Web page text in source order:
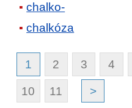
chalko-
chalkóza
1 2 3 4
10 11 >